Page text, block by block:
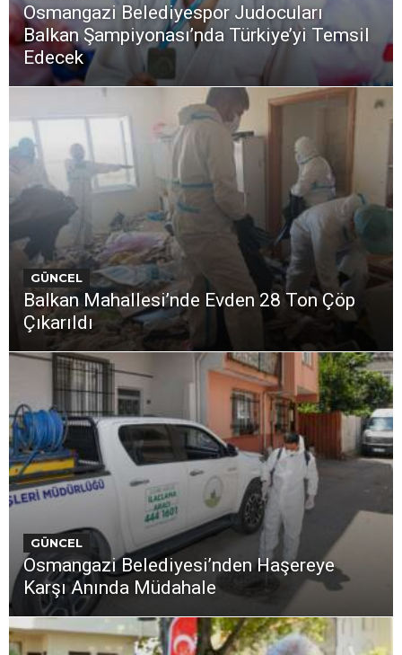
Osmangazi Belediyespor Judocuları
Balkan Şampiyonası’nda Türkiye’yi Temsil
Edecek
GÜNCEL
Balkan Mahallesi’nde Evden 28 Ton Çöp
Çıkarıldı
GÜNCEL
Osmangazi Belediyesi’nden Haşereye
Karşı Anında Müdahale